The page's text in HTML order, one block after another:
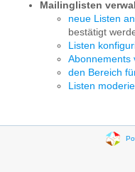
Mailinglisten
neue Listen
bestätigt
Listen
Abonnements
den Bereich
Listen